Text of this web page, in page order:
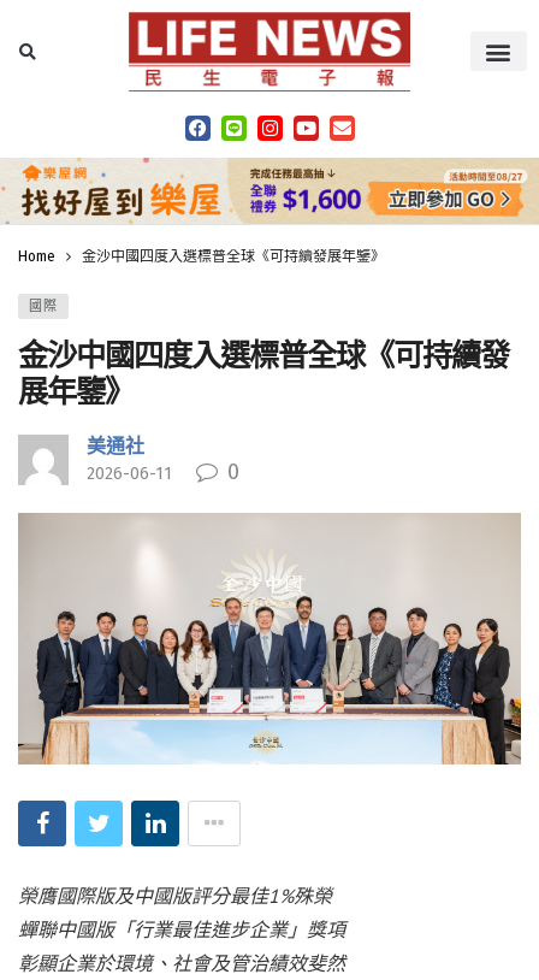
Home 金沙中國四度入選標普全球《可持續發展年鑒》
國際
金沙中國四度入選標普全球《可持續發
展年鑒》
美通社
2026-06-11 0
榮膺國際版及中國版評分最佳1%殊榮
蟬聯中國版「行業最佳進步企業」獎項
彰顯企業於環境、社會及管治績效斐然